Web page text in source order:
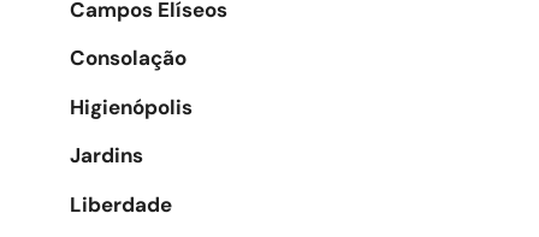
Campos Elíseos
Consolação
Higienópolis
Jardins
Liberdade